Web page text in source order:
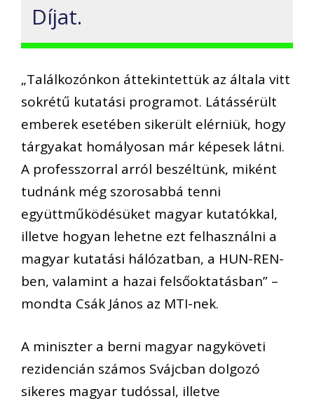
Díjat.
„Találkozónkon áttekintettük az általa vitt
sokrétű kutatási programot. Látássérült
emberek esetében sikerült elérniük, hogy
tárgyakat homályosan már képesek látni.
A professzorral arról beszéltünk, miként
tudnánk még szorosabbá tenni
együttműködésüket magyar kutatókkal,
illetve hogyan lehetne ezt felhasználni a
magyar kutatási hálózatban, a HUN-REN-
ben, valamint a hazai felsőoktatásban” –
mondta Csák János az MTI-nek.
A miniszter a berni magyar nagyköveti
rezidencián számos Svájcban dolgozó
sikeres magyar tudóssal, illetve